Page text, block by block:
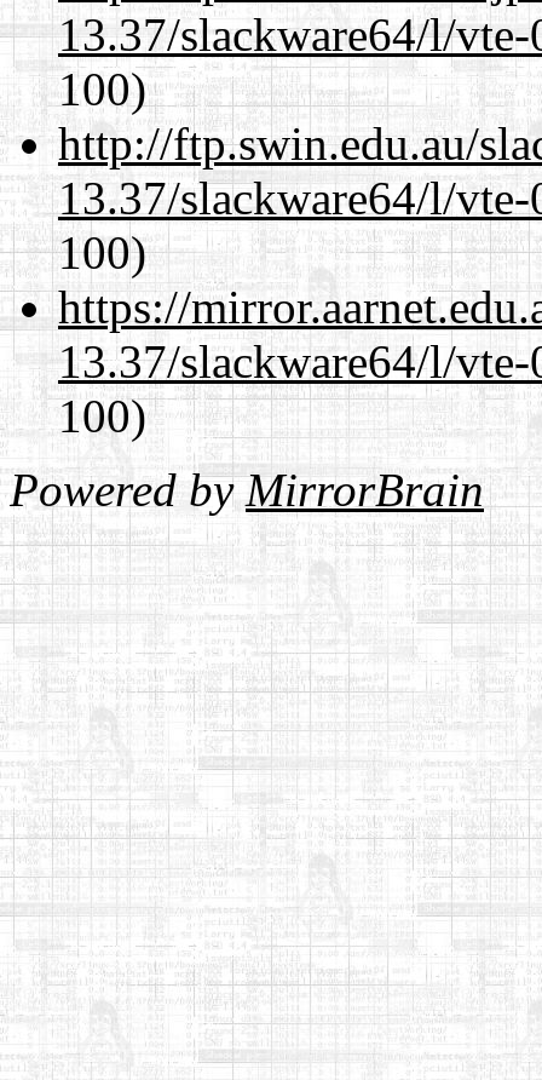
13.37/slackware64/l/
100)
http://ftp.swin.edu.au/
13.37/slackware64/l/
100)
https://
13.37/slackware64/l/
100)
Powered byMirrorBrain